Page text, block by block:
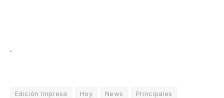
.
Edición Impresa Hoy News Principales